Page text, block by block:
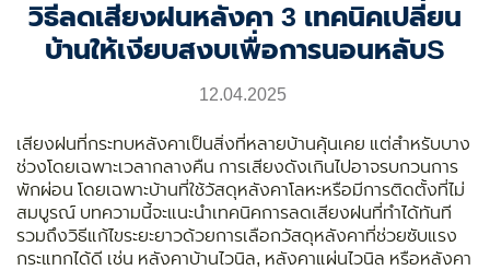
วิธีลดเสียงฝนหลังคา 3 เทคนิคเปลี่ยน
บ้านให้เงียบสงบเพื่อการนอนหลับS
12.04.2025
เสียงฝนที่กระทบหลังคาเป็นสิ่งที่หลายบ้านคุ้นเคย แต่สำหรับบาง
ช่วงโดยเฉพาะเวลากลางคืน การเสียงดังเกินไปอาจรบกวนการ
พักผ่อน โดยเฉพาะบ้านที่ใช้วัสดุหลังคาโลหะหรือมีการติดตั้งที่ไม่
สมบูรณ์ บทความนี้จะแนะนำเทคนิคการลดเสียงฝนที่ทำได้ทันที
รวมถึงวิธีแก้ไขระยะยาวด้วยการเลือกวัสดุหลังคาที่ช่วยซับแรง
กระแทกได้ดี เช่น หลังคาบ้านไวนิล, หลังคาแผ่นไวนิล หรือหลังคา